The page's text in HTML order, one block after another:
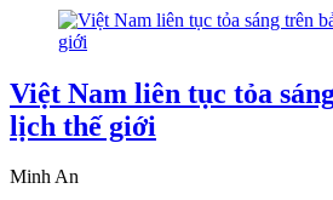
Việt Nam liên tục tỏa
lịch thế giới
Minh An